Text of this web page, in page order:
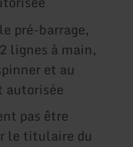
pré-barrage,
lignes à main,
et au
autorisée
pas être
le titulaire du